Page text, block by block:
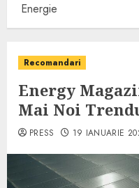
Energie
Recomandari
Energy
Mai Noi
PRESS 19 IANUARIE